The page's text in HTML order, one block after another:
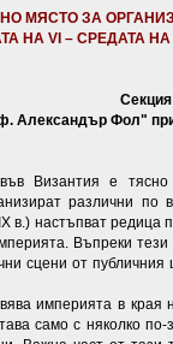
МЯСТО ЗА
НА VI – СРЕДАТА НА
Александър Фол"
Византия е
различни
в.) настъпват редица
Въпреки
сцени от
империята в края
само с няколко по-